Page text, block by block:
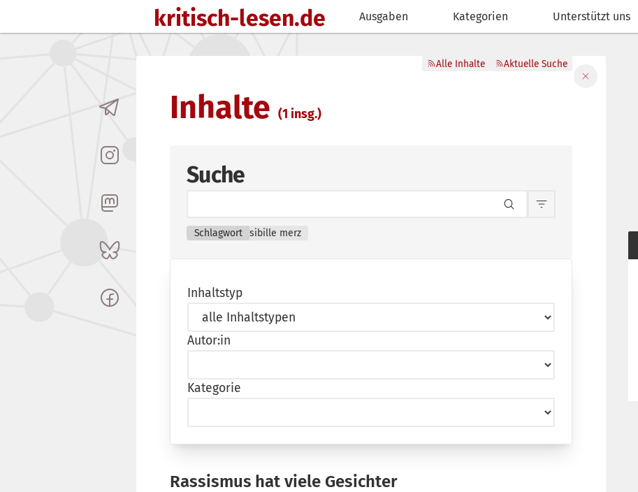
kritisch-lesen.de Ausgaben Kategorien Unterstützt uns
Inhalte (1 insg.)
Alle Inhalte Aktuelle Suche
Suche
Inhaltsfilterung
Schlagwort sibille merz
Filter
Inhaltstyp
Autor:in
Kategorie
Rassismus hat viele Gesichter